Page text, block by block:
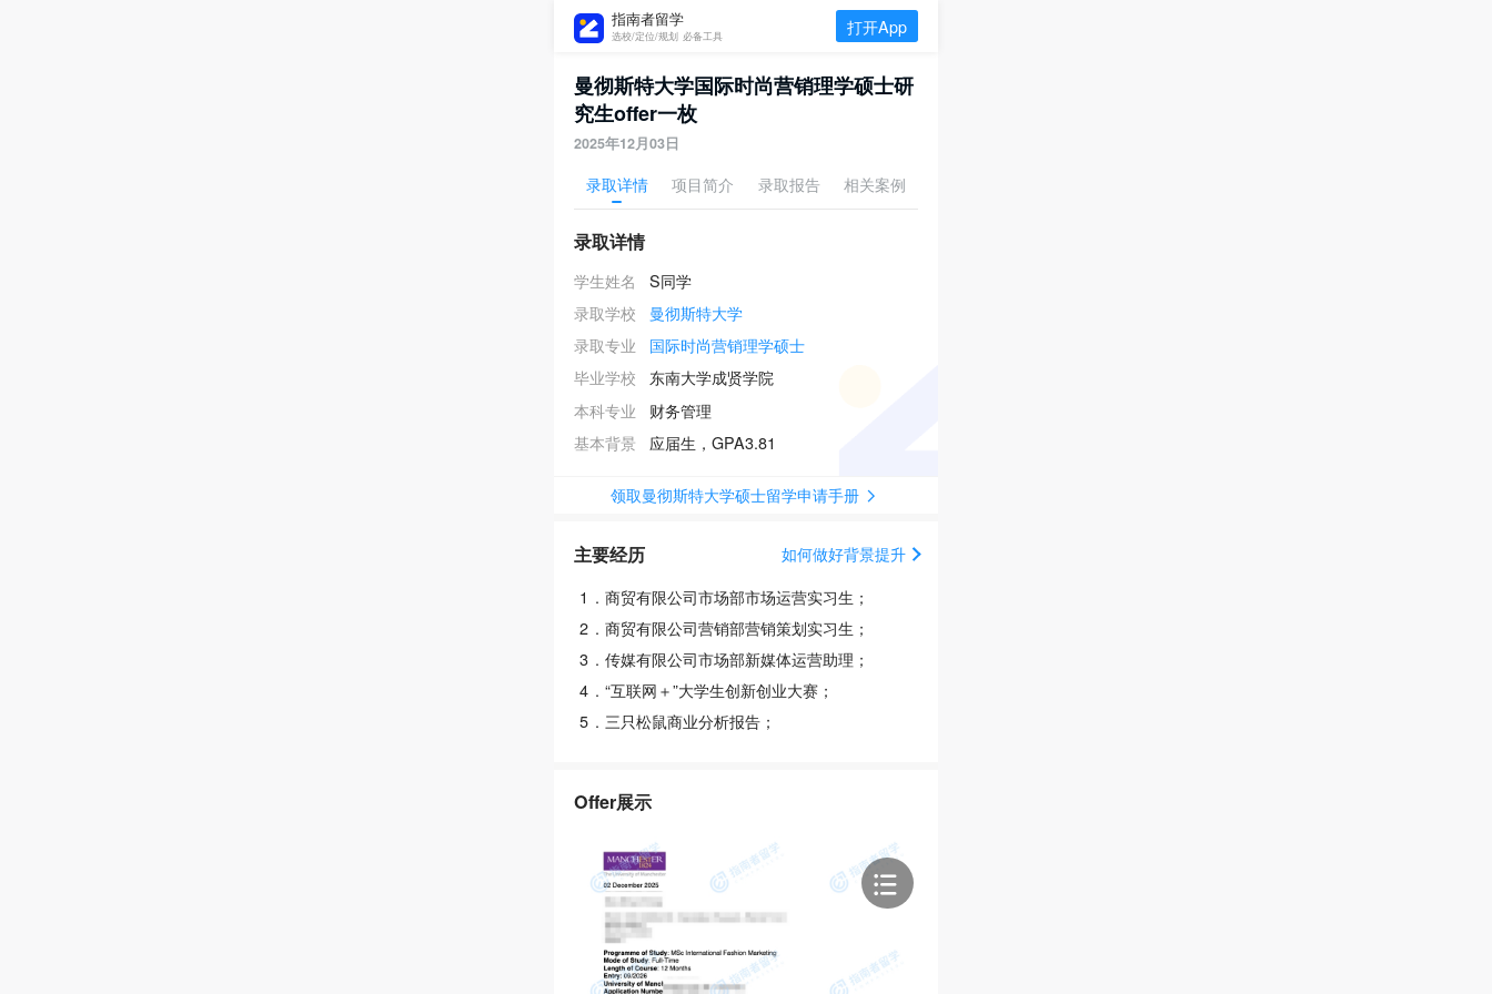
指南者留学
选校/定位/规划 必备工具 打开App
曼彻斯特大学国际时尚营销理学硕士研
究生offer一枚
2025年12月03日
录取详情 项目简介 录取报告 相关案例
录取详情
学生姓名
S同学
录取学校
曼彻斯特大学
录取专业
国际时尚营销理学硕士
毕业学校
东南大学成贤学院
本科专业
财务管理
基本背景
应届生，GPA3.81
领取曼彻斯特大学硕士留学申请手册
主要经历
如何做好背景提升
1 . 商贸有限公司市场部市场运营实习生；
2 . 商贸有限公司营销部营销策划实习生；
3 . 传媒有限公司市场部新媒体运营助理；
4 . “互联网＋”大学生创新创业大赛；
5 . 三只松鼠商业分析报告；
Offer展示